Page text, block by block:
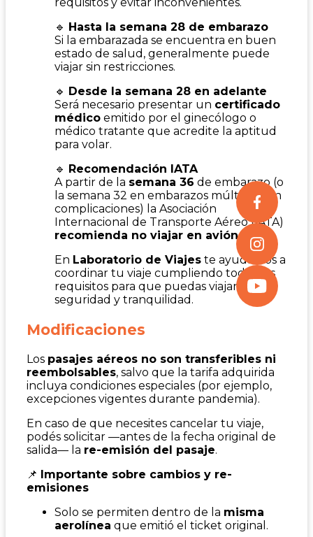
🔹 Hasta la semana 28 de embarazo
Si la embarazada se encuentra en buen
estado de salud, generalmente puede
viajar sin restricciones.
🔹 Desde la semana 28 en adelante
Será necesario presentar un certificado
médico emitido por el ginecólogo o
médico tratante que acredite la aptitud
para volar.
🔹 Recomendación IATA
A partir de la semana 36 de embarazo (o
la semana 32 en embarazos múltiples sin
complicaciones) la Asociación
Internacional de Transporte Aéreo (IATA)
recomienda no viajar en avión.
En Laboratorio de Viajes te ayudamos a
coordinar tu viaje cumpliendo todos los
requisitos para que puedas viajar con
seguridad y tranquilidad.
Modificaciones
Los pasajes aéreos no son transferibles ni
reembolsables, salvo que la tarifa adquirida
incluya condiciones especiales (por ejemplo,
excepciones vigentes durante pandemia).
En caso de que necesites cancelar tu viaje,
podés solicitar —antes de la fecha original de
salida— la re-emisión del pasaje.
📌
Importante sobre cambios y re-
emisiones
Solo se permiten dentro de la misma
aerolínea que emitió el ticket original.